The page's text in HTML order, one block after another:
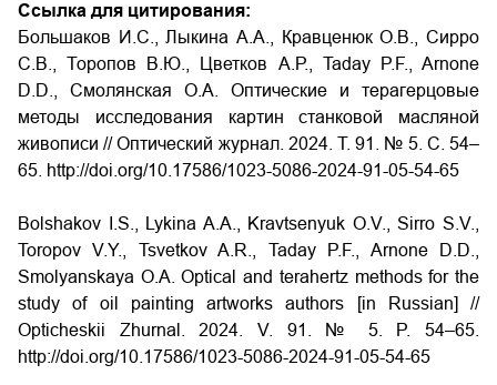
Ссылка для цитирования:
Большаков И.С., Лыкина А.А., Кравценюк О.В., Сирро
С.В., Торопов В.Ю., Цветков А.Р., Taday P.F., Arnone
D.D., Смолянская О.А. Оптические и терагерцовые
методы исследования картин станковой масляной
живописи // Оптический журнал. 2024. Т. 91. № 5. С. 54–
65. http://doi.org/10.17586/1023-5086-2024-91-05-54-65
Bolshakov I.S., Lykina A.A., Kravtsenyuk O.V., Sirro S.V.,
Toropov V.Y., Tsvetkov A.R., Taday P.F., Arnone D.D.,
Smolyanskaya O.A. Optical and terahertz methods for the
study of oil painting artworks authors [in Russian] //
Opticheskii Zhurnal. 2024. V. 91. № 5. P. 54–65.
http://doi.org/10.17586/1023-5086-2024-91-05-54-65